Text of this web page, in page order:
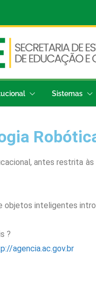
Sistemas
antes restrita
objetos inteligentes
?
agencia.ac.gov.br